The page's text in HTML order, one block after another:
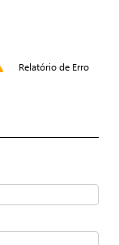
Relatório de Erro